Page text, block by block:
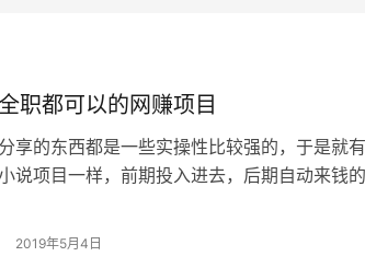
职都可以的网赚项目
享的东西都是一些实操性比较强的，于是就
说项目一样，前期投入进去，后期自动来钱
2019年5月4日